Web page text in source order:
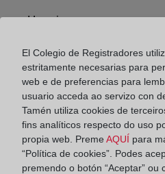
Horario:
De lunes a viernes de
Agosto: De lunes a
Los días 24 y 31 de
horas
Datos de contacto:
(95) 253 80 53
El Colegio de Registradores
estritamente necesarias para
web e de preferencias para
usuario acceda ao servizo con
Tamén utiliza cookies de
fins analíticos respecto do uso
propia web. Preme AQUÍ para
“Política de cookies”. Podes
premendo o botón “Aceptar”